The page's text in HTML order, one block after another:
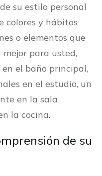
su estilo personal
colores y hábitos
o elementos que
para usted,
el baño principal,
en el estudio, un
en la sala
la cocina.
de su